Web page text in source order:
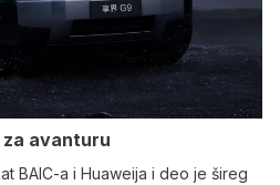
avanturu
BAIC-a i Huaweija i deo je šireg